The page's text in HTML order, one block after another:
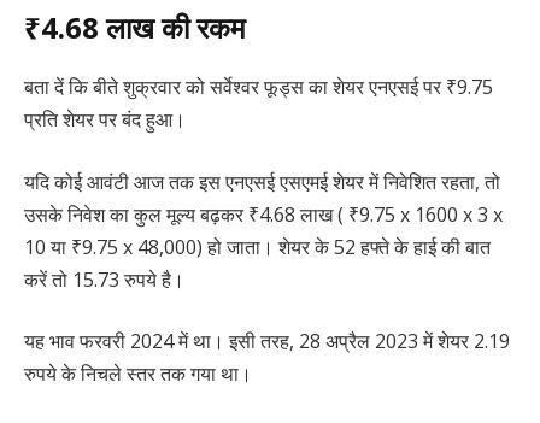
₹4.68 लाख की रकम
बता दें कि बीते शुक्रवार को सर्वेश्वर फूड्स का शेयर एनएसई पर ₹9.75
प्रति शेयर पर बंद हुआ।
यदि कोई आवंटी आज तक इस एनएसई एसएमई शेयर में निवेशित रहता, तो
उसके निवेश का कुल मूल्य बढ़कर ₹4.68 लाख ( ₹9.75 x 1600 x 3 x
10 या ₹9.75 x 48,000) हो जाता। शेयर के 52 हफ्ते के हाई की बात
करें तो 15.73 रुपये है।
यह भाव फरवरी 2024 में था। इसी तरह, 28 अप्रैल 2023 में शेयर 2.19
रुपये के निचले स्तर तक गया था।